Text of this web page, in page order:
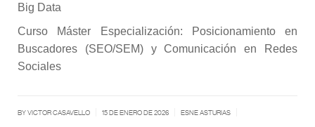
Big Data
Curso Máster Especialización: Posicionamiento en
Buscadores (SEO/SEM) y Comunicación en Redes
Sociales
BYVICTOR CASAVELLO 15 DE ENERO DE 2026 ESNE ASTURIAS